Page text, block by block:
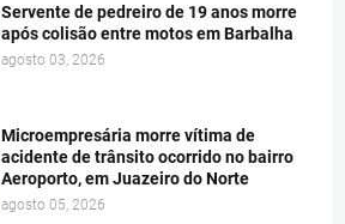
Servente de pedreiro de 19 anos morre
após colisão entre motos em Barbalha
agosto 03, 2026
Microempresária morre vítima de
acidente de trânsito ocorrido no bairro
Aeroporto, em Juazeiro do Norte
agosto 05, 2026